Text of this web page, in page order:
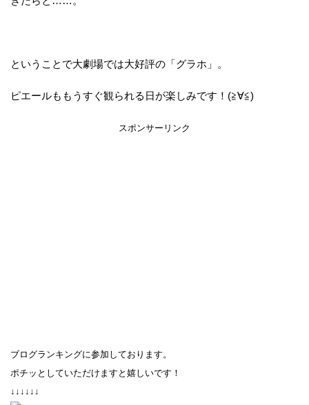
ということで大劇場では大好評の「グラホ」。
ピエールももうすぐ観られる日が楽しみです！(≧∀≦)
スポンサーリンク
ブログランキングに参加しております。
ポチッとしていただけますと嬉しいです！
↓↓↓↓↓↓